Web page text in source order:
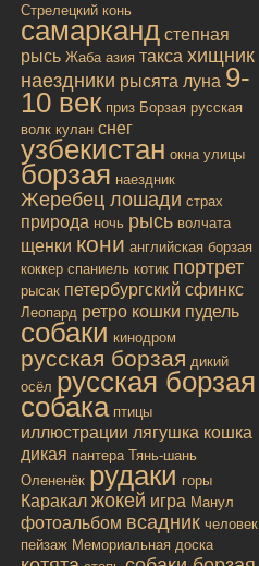
Стрелецкий конь
самарканд степная
рысь Жаба азия такса хищник
наездники рысята луна 9-
10 век приз Борзая русская
волк кулан снег
узбекистан окна улицы
борзая наездник
Жеребец лошади страх
природа ночь рысь волчата
щенки кони английская борзая
коккер спаниель котик портрет
рысак петербургский сфинкс
Леопард ретро кошки пудель
собаки кинодром
русская борзая дикий
осёл русская борзая
собака птицы
иллюстрации лягушка кошка
дикая пантера Тянь-шань
Олененёк рудаки горы
Каракал жокей игра Манул
фотоальбом всадник человек
пейзаж Мемориальная доска